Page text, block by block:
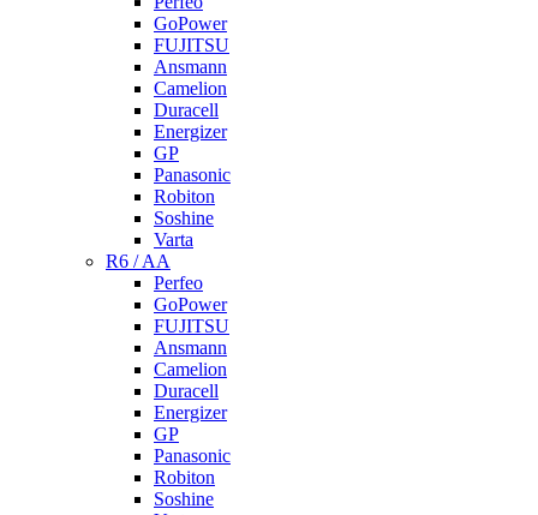
GoPower
FUJITSU
Ansmann
Camelion
Duracell
Energizer
GP
Panasonic
Robiton
Soshine
Varta
R6 / AA
Perfeo
GoPower
FUJITSU
Ansmann
Camelion
Duracell
Energizer
GP
Panasonic
Robiton
Soshine